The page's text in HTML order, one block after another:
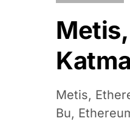
Metis,
Bu,